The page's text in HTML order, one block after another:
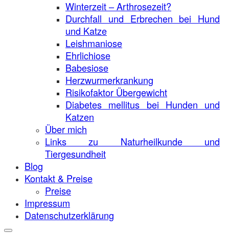
Winterzeit – Arthrosezeit?
Durchfall und Erbrechen bei Hund
und Katze
Leishmaniose
Ehrlichiose
Babesiose
Herzwurmerkrankung
Risikofaktor Übergewicht
Diabetes mellitus bei Hunden und
Katzen
Über mich
Links zu Naturheilkunde und
Tiergesundheit
Blog
Kontakt & Preise
Preise
Impressum
Datenschutzerklärung